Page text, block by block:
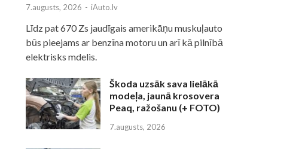
7.augusts, 2026 - iAuto.lv
Līdz pat 670 Zs jaudīgais amerikāņu muskuļauto
būs pieejams ar benzīna motoru un arī kā pilnībā
elektrisks mdelis.
Škoda uzsāk sava lielākā
modeļa, jaunā krosovera
Peaq, ražošanu (+ FOTO)
7.augusts, 2026